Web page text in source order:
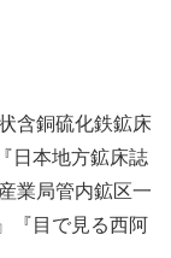
含銅硫化鉄鉱床
日本地方鉱床誌
業局管内鉱区一
『目で見る西阿